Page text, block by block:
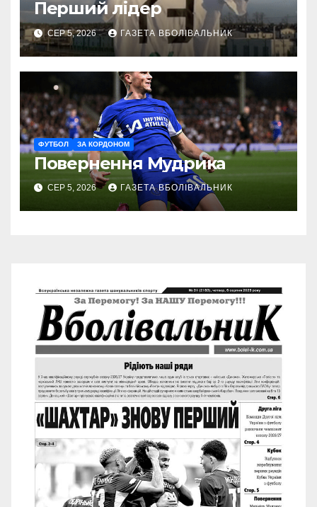
Перший лідер
СЕР 5, 2026 ГАЗЕТА ВБОЛІВАЛЬНИК
ФУТБОЛ ЗА КОРДОНОМ
Повернення Мудрика
СЕР 5, 2026 ГАЗЕТА ВБОЛІВАЛЬНИК